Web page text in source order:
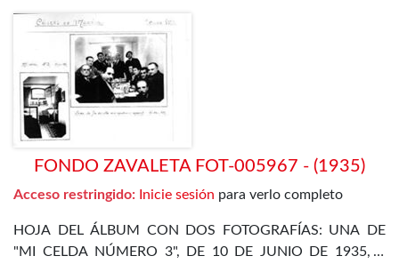
FONDO ZAVALETA FOT-005967 - (1935)
Acceso restringido: Inicie sesión para verlo completo
HOJA DEL ÁLBUM CON DOS FOTOGRAFÍAS: UNA DE
"MI CELDA NÚMERO 3", DE 10 DE JUNIO DE 1935, Y